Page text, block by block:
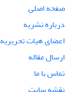
صفحه اصلی
درباره نشریه
اعضای هیات تحریریه
ارسال مقاله
تماس با ما